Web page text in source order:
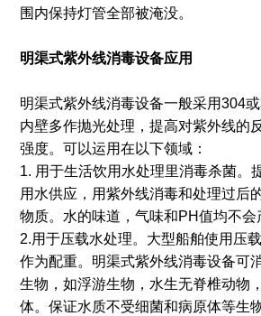
围内保持灯管全部被淹没。
明渠式紫外线消毒设备应用
明渠式紫外线消毒设备一般采用304
内壁多作抛光处理，提高对紫外线的
强度。可以运用在以下领域：
1. 用于生活饮用水处理里消毒杀菌。
用水供应，用紫外线消毒和处理过后
物质。水的味道，气味和PH值均不会
2.用于压载水处理。大型船舶使用压
作为配重。明渠式紫外线消毒设备可
生物，如浮游生物，水生无脊椎动物
体。保证水质不受细菌和病原体等生